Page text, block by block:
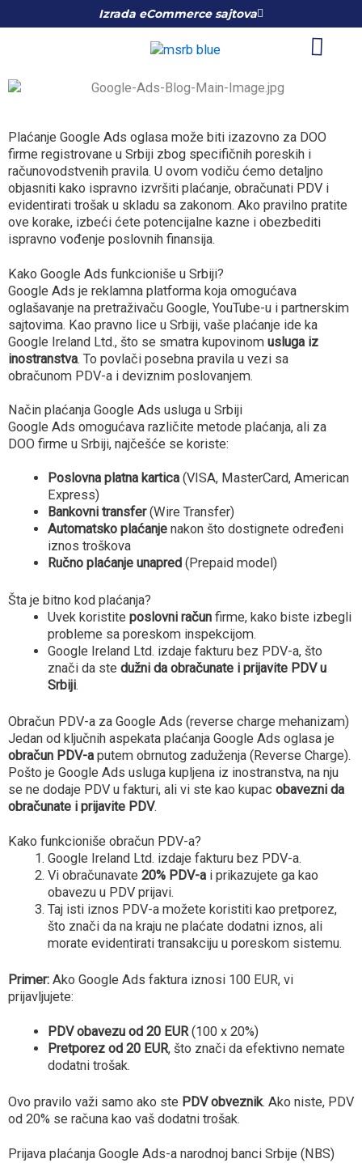
to
Izrada eCommerce sajtova
Plaćanje Google Ads oglasa može biti izazovno za DOO
firme registrovane u Srbiji zbog specifičnih poreskih i
računovodstvenih pravila. U ovom vodiču ćemo detaljno
objasniti kako ispravno izvršiti plaćanje, obračunati PDV i
evidentirati trošak u skladu sa zakonom. Ako pravilno pratite
ove korake, izbeći ćete potencijalne kazne i obezbediti
ispravno vođenje poslovnih finansija.
Kako Google Ads funkcioniše u Srbiji?
Google Ads je reklamna platforma koja omogućava
oglašavanje na pretraživaču Google, YouTube-u i partnerskim
sajtovima. Kao pravno lice u Srbiji, vaše plaćanje ide ka
Google Ireland Ltd., što se smatra kupovinom usluga iz
inostranstva. To povlači posebna pravila u vezi sa
obračunom PDV-a i deviznim poslovanjem.
Način plaćanja Google Ads usluga u Srbiji
Google Ads omogućava različite metode plaćanja, ali za
DOO firme u Srbiji, najčešće se koriste:
Poslovna platna kartica (VISA, MasterCard, American
Express)
Bankovni transfer(Wire Transfer)
Automatsko plaćanje nakon što dostignete određeni
iznos troškova
Ručno plaćanje unapred (Prepaid model)
Šta je bitno kod plaćanja?
Uvek koristiteposlovni račun firme, kako biste izbegli
probleme sa poreskom inspekcijom.
Google Ireland Ltd. izdaje fakturu bez PDV-a, što
znači da stedužni da obračunate i prijavite PDV u
Srbiji.
Obračun PDV-a za Google Ads (reverse charge mehanizam)
Jedan od ključnih aspekata plaćanja Google Ads oglasa je
obračun PDV-a putem obrnutog zaduženja (Reverse Charge).
Pošto je Google Ads usluga kupljena iz inostranstva, na nju
se ne dodaje PDV u fakturi, ali vi ste kao kupac obavezni da
obračunate i prijavite PDV.
Kako funkcioniše obračun PDV-a?
Google Ireland Ltd. izdaje fakturu bez PDV-a.
Vi obračunavate20% PDV-a i prikazujete ga kao
obavezu u PDV prijavi.
Taj isti iznos PDV-a možete koristiti kao pretporez,
što znači da na kraju ne plaćate dodatni iznos, ali
morate evidentirati transakciju u poreskom sistemu.
Primer: Ako Google Ads faktura iznosi 100 EUR, vi
prijavljujete:
PDV obavezu od 20 EUR (100 x 20%)
Pretporez od 20 EUR, što znači da efektivno nemate
dodatni trošak.
Ovo pravilo važi samo ako ste PDV obveznik. Ako niste, PDV
od 20% se računa kao vaš dodatni trošak.
Prijava plaćanja Google Ads-a narodnoj banci Srbije (NBS)